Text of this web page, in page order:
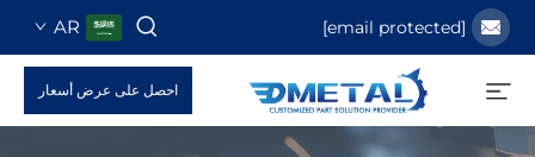
AR
احصل على عرض أسعار